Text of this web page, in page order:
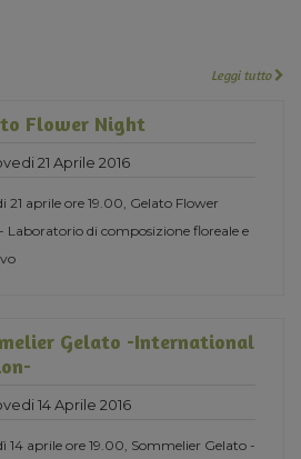
Leggi tutto
Flower Night
21 Aprile 2016
21 aprile ore 19.00, Gelato Flower
Laboratorio di composizione floreale e
Gelato -International
14 Aprile 2016
14 aprile ore 19.00, Sommelier Gelato -